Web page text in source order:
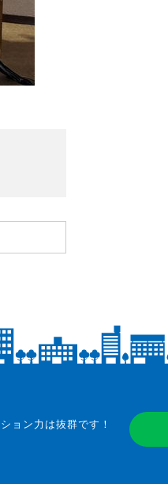
ョン力は抜群です！